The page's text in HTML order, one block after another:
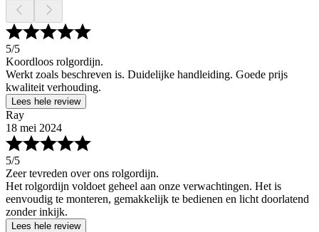
5/5
Koordloos rolgordijn.
Werkt zoals beschreven is. Duidelijke handleiding. Goede prijs
kwaliteit verhouding.
Lees hele review
Ray
18 mei 2024
5/5
Zeer tevreden over ons rolgordijn.
Het rolgordijn voldoet geheel aan onze verwachtingen. Het is
eenvoudig te monteren, gemakkelijk te bedienen en licht doorlatend
zonder inkijk.
Lees hele review